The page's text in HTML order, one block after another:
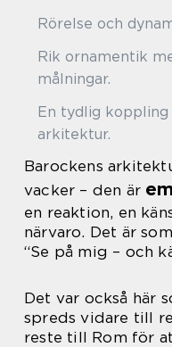
Rörelse och
Rik ornamentik
målningar.
En tydlig
arkitektur.
Barockens
vacker – den är
en reaktion, en
närvaro. Det är
“Se på mig – och
Det var också här
spreds vidare till
reste till Rom för